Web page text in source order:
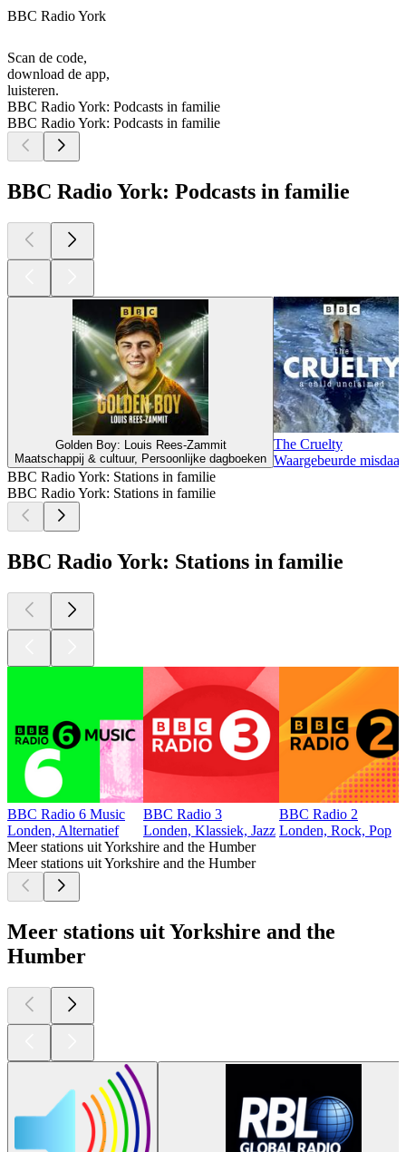
BBC Radio York
Scan de code,
download de app,
luisteren.
BBC Radio York: Podcasts in familie
BBC Radio York: Podcasts in familie
BBC Radio York: Podcasts in familie
Golden Boy: Louis Rees-Zammit
Maatschappij & cultuur, Persoonlijke dagboeken
The Cruelty
Waargebeurde misdaad
BBC Radio York: Stations in familie
BBC Radio York: Stations in familie
BBC Radio York: Stations in familie
BBC Radio 6 Music
Londen, Alternatief
BBC Radio 3
Londen, Klassiek, Jazz
BBC Radio 2
Londen, Rock, Pop
Meer stations uit Yorkshire and the Humber
Meer stations uit Yorkshire and the Humber
Meer stations uit Yorkshire and the
Humber